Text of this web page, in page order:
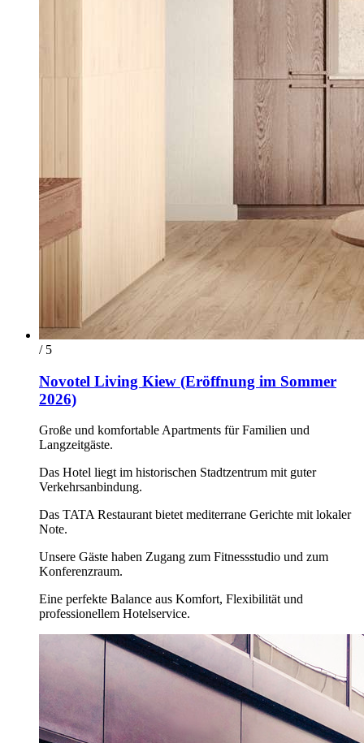
/ 5
Novotel Living Kiew (Eröffnung im Sommer
2026)
Große und komfortable Apartments für Familien und
Langzeitgäste.
Das Hotel liegt im historischen Stadtzentrum mit guter
Verkehrsanbindung.
Das TATA Restaurant bietet mediterrane Gerichte mit lokaler
Note.
Unsere Gäste haben Zugang zum Fitnessstudio und zum
Konferenzraum.
Eine perfekte Balance aus Komfort, Flexibilität und
professionellem Hotelservice.